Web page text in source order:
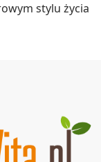
stylu życia